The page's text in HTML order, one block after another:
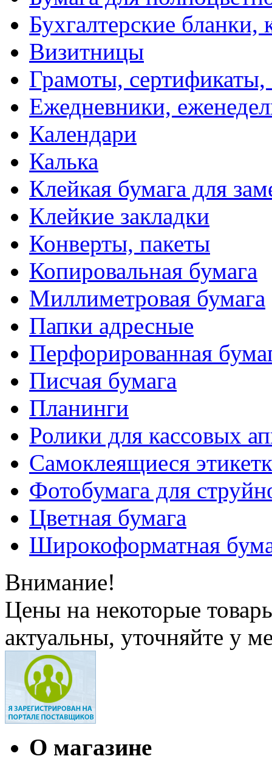
Бухгалтерские бланки,
Визитницы
Грамоты,
Ежедневники,
Календари
Калька
Клейкая бумага для
Клейкие закладки
Конверты, пакеты
Копировальная бумага
Миллиметровая бумага
Папки адресные
Перфорированная
Писчая бумага
Планинги
Ролики для кассовых
Самоклеящиеся
Фотобумага для
Цветная бумага
Широкоформатная
Внимание!
Цены на некоторые
актуальны, уточняйте у
О магазине